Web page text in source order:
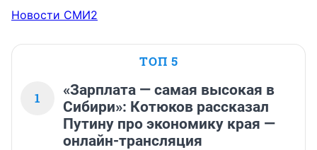
Новости СМИ2
ТОП 5
1
«Зарплата — самая высокая в
Сибири»: Котюков рассказал
Путину про экономику края —
онлайн-трансляция